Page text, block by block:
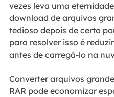
vezes leva uma
download de arquivos
tedioso depois de certo
para resolver isso é
antes de carregá-lo na
Converter arquivos
RAR pode economizar